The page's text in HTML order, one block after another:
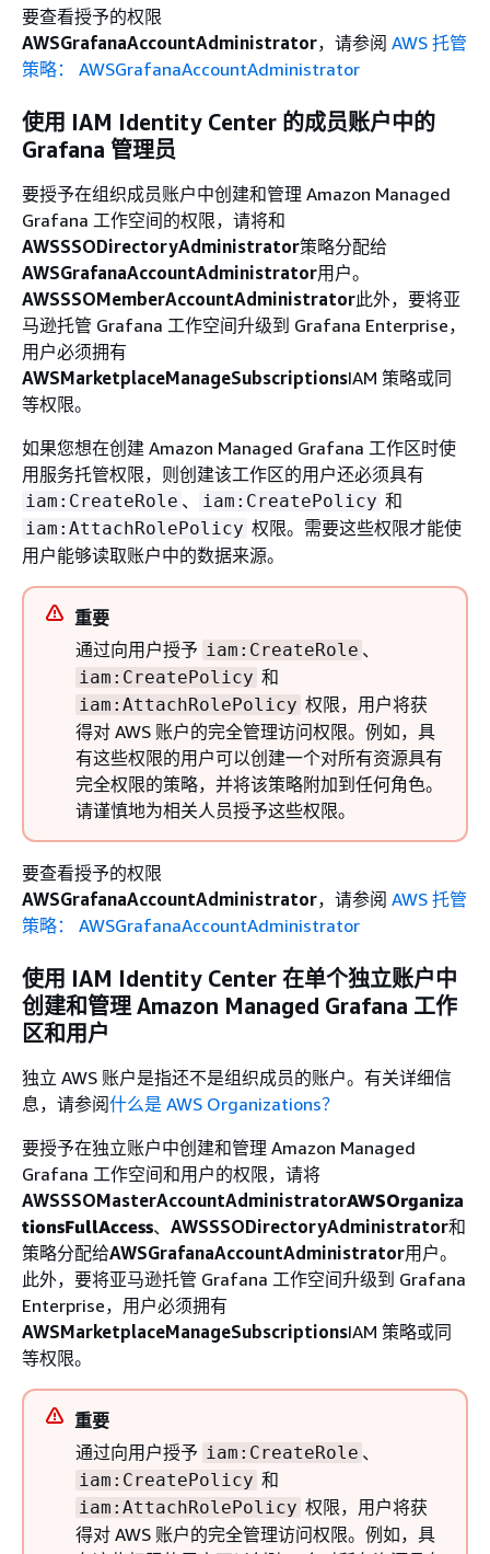
要查看授予的权限
AWSGrafanaAccountAdministrator，请参阅 AWS 托管
策略： AWSGrafanaAccountAdministrator
使用 IAM Identity Center 的成员账户中的
Grafana 管理员
要授予在组织成员账户中创建和管理 Amazon Managed
Grafana 工作空间的权限，请将和
AWSSSODirectoryAdministrator策略分配给
AWSGrafanaAccountAdministrator用户。
AWSSSOMemberAccountAdministrator此外，要将亚
马逊托管 Grafana 工作空间升级到 Grafana Enterprise，
用户必须拥有
AWSMarketplaceManageSubscriptionsIAM 策略或同
等权限。
如果您想在创建 Amazon Managed Grafana 工作区时使
用服务托管权限，则创建该工作区的用户还必须具有
iam:CreateRole 、 iam:CreatePolicy 和
iam:AttachRolePolicy 权限。需要这些权限才能使
用户能够读取账户中的数据来源。
重要
通过向用户授予 iam:CreateRole 、
iam:CreatePolicy 和
iam:AttachRolePolicy 权限，用户将获
得对 AWS 账户的完全管理访问权限。例如，具
有这些权限的用户可以创建一个对所有资源具有
完全权限的策略，并将该策略附加到任何角色。
请谨慎地为相关人员授予这些权限。
要查看授予的权限
AWSGrafanaAccountAdministrator，请参阅 AWS 托管
策略： AWSGrafanaAccountAdministrator
使用 IAM Identity Center 在单个独立账户中
创建和管理 Amazon Managed Grafana 工作
区和用户
独立 AWS 账户是指还不是组织成员的账户。有关详细信
息，请参阅什么是 AWS Organizations？
要授予在独立账户中创建和管理 Amazon Managed
Grafana 工作空间和用户的权限，请将
AWSSSOMasterAccountAdministratorAWSOrganiza
tionsFullAccess、 AWSSSODirectoryAdministrator和
策略分配给AWSGrafanaAccountAdministrator用户。
此外，要将亚马逊托管 Grafana 工作空间升级到 Grafana
Enterprise，用户必须拥有
AWSMarketplaceManageSubscriptionsIAM 策略或同
等权限。
重要
通过向用户授予 iam:CreateRole 、
iam:CreatePolicy 和
iam:AttachRolePolicy 权限，用户将获
得对 AWS 账户的完全管理访问权限。例如，具